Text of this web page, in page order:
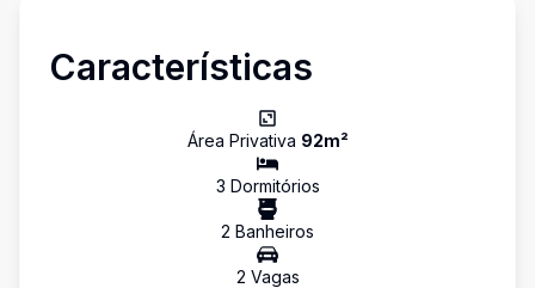
Características
Área Privativa 92m²
3 Dormitórios
2 Banheiros
2 Vagas